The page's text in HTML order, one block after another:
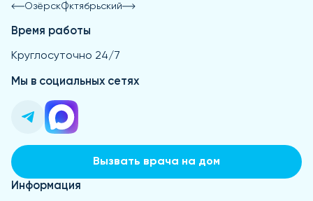
ОзёрскОктябрьский
Время работы
Круглосуточно 24/7
Мы в социальных сетях
Вызвать врача на дом
Информация